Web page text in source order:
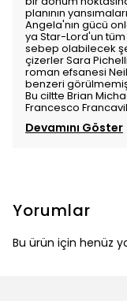
planının
Angela'nın gücü
ya Star-Lord'un
sebep olabilecek
çizerler Sara
roman efsanesi
benzeri
Bu ciltte Brian
Francesco
Devamını Göster
Yorumlar
Bu ürün için henüz